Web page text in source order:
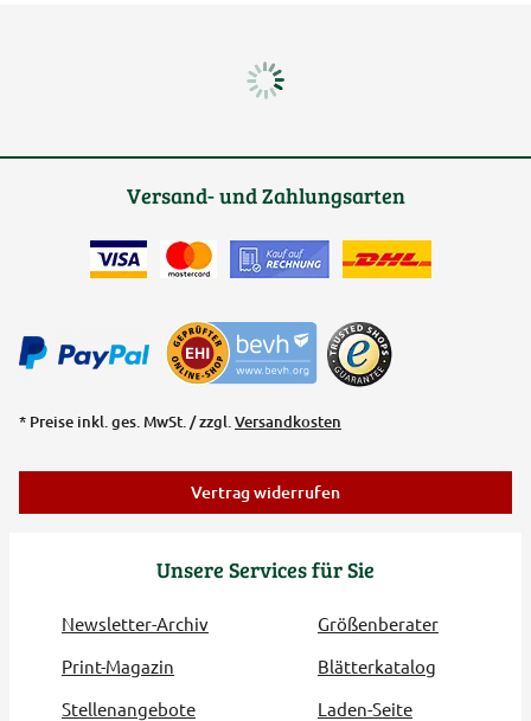
Unsere Services für Sie
Newsletter-Archiv
Größenberater
Print-Magazin
Blätterkatalog
Stellenangebote
Laden-Seite
Versand- und Zahlungsarten
* Preise inkl. ges. MwSt. / zzgl.Versandkosten
Vertrag widerrufen